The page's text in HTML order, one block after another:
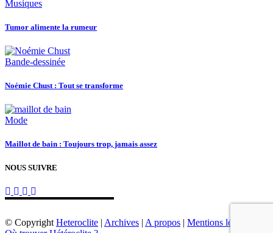
Musiques
Tumor alimente la rumeur
Bande-dessinée
Noémie Chust : Tout se transforme
Mode
Maillot de bain : Toujours trop, jamais assez
NOUS SUIVRE
© Copyright Heteroclite | Archives | A propos | Mentions légales